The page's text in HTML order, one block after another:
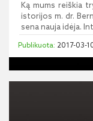
Ką mums reiškia
istorijos m. dr.
sena nauja idėja.
2017-03-